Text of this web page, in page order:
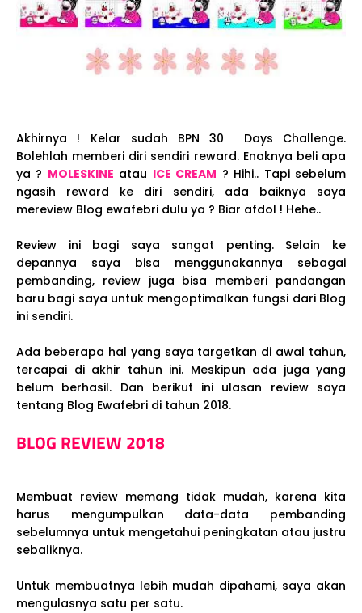
Akhirnya ! Kelar sudah BPN 30 Days Challenge.
Bolehlah memberi diri sendiri reward. Enaknya beli apa
ya ? MOLESKINE atau ICE CREAM ? Hihi.. Tapi sebelum
ngasih reward ke diri sendiri, ada baiknya saya
mereview Blog ewafebri dulu ya ? Biar afdol ! Hehe..
Review ini bagi saya sangat penting. Selain ke
depannya saya bisa menggunakannya sebagai
pembanding, review juga bisa memberi pandangan
baru bagi saya untuk mengoptimalkan fungsi dari Blog
ini sendiri.
Ada beberapa hal yang saya targetkan di awal tahun,
tercapai di akhir tahun ini. Meskipun ada juga yang
belum berhasil. Dan berikut ini ulasan review saya
tentang Blog Ewafebri di tahun 2018.
BLOG REVIEW 2018
Membuat review memang tidak mudah, karena kita
harus mengumpulkan data-data pembanding
sebelumnya untuk mengetahui peningkatan atau justru
sebaliknya.
Untuk membuatnya lebih mudah dipahami, saya akan
mengulasnya satu per satu.